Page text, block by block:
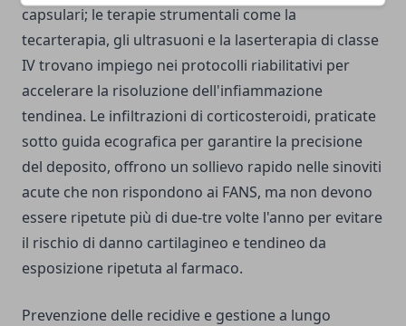
capsulari; le terapie strumentali come la
tecarterapia, gli ultrasuoni e la laserterapia di classe
IV trovano impiego nei protocolli riabilitativi per
accelerare la risoluzione dell'infiammazione
tendinea. Le infiltrazioni di corticosteroidi, praticate
sotto guida ecografica per garantire la precisione
del deposito, offrono un sollievo rapido nelle sinoviti
acute che non rispondono ai FANS, ma non devono
essere ripetute più di due-tre volte l'anno per evitare
il rischio di danno cartilagineo e tendineo da
esposizione ripetuta al farmaco.
Prevenzione delle recidive e gestione a lungo